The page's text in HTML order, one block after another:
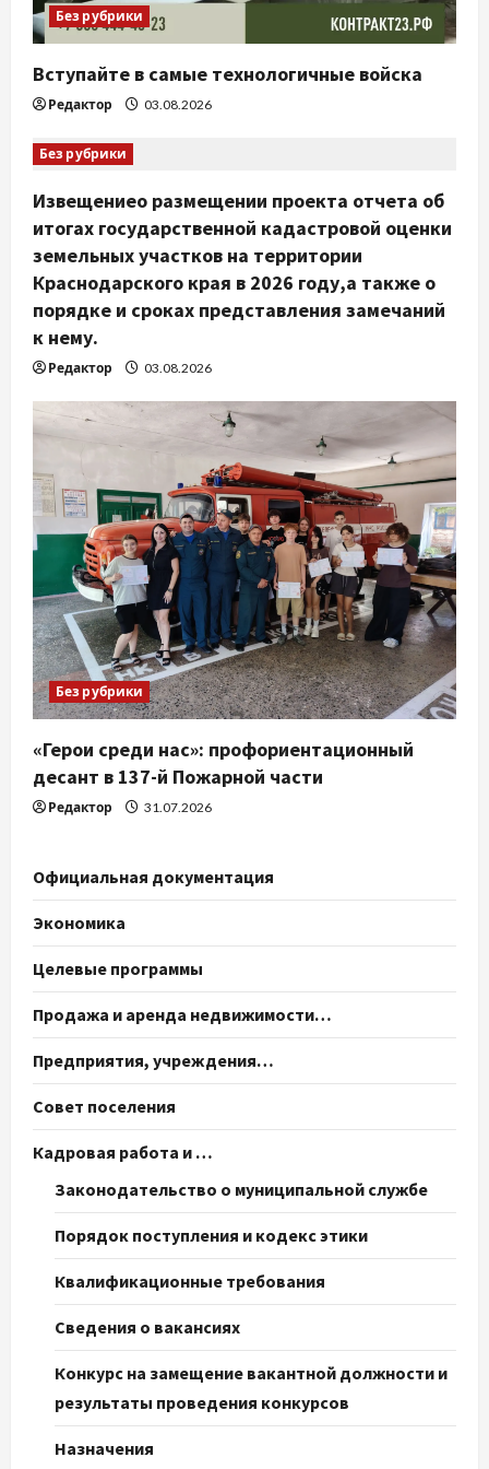
с
я
м
Без рубрики
Вступайте в самые технологичные войска
Редактор 03.08.2026
Без рубрики
Извещениео размещении проекта отчета об
итогах государственной кадастровой оценки
земельных участков на территории
Краснодарского края в 2026 году,а также о
порядке и сроках представления замечаний
к нему.
Редактор 03.08.2026
Без рубрики
«Герои среди нас»: профориентационный
десант в 137-й Пожарной части
Редактор 31.07.2026
Официальная документация
Экономика
Целевые программы
Продажа и аренда недвижимости…
Предприятия, учреждения…
Совет поселения
Кадровая работа и …
Законодательство о муниципальной службе
Порядок поступления и кодекс этики
Квалификационные требования
Сведения о вакансиях
Конкурс на замещение вакантной должности и
результаты проведения конкурсов
Назначения